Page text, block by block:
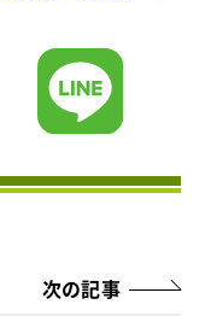
次の記事